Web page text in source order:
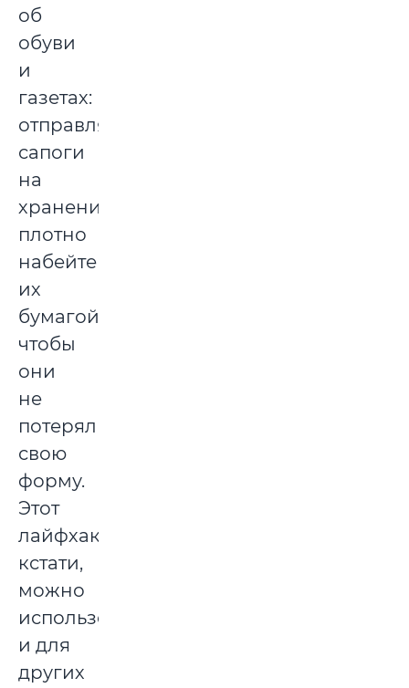
об
обуви
и
газетах:
отправляя
сапоги
на
хранение,
плотно
набейте
их
бумагой,
чтобы
они
не
потеряли
свою
форму.
Этот
лайфхак,
кстати,
можно
использовать
и для
других